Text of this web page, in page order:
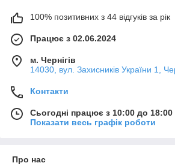
100% позитивних з 44 відгуків за рік
Працює з 02.06.2024
м. Чернігів
14030, вул. Захисників України 1,
Контакти
Сьогодні працює з 10:00 до 18:00
Показати весь графік роботи
Про нас